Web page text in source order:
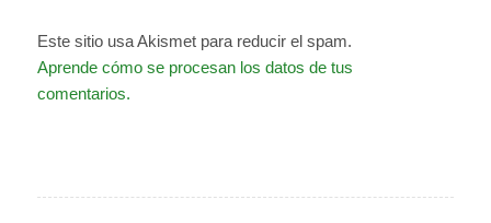
Este sitio usa Akismet para reducir el spam.
Aprende cómo se procesan los datos de tus
comentarios.